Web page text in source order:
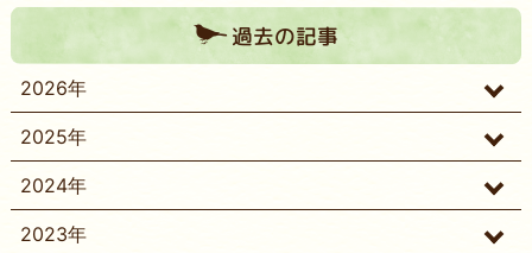
過去の記事
2026年
2025年
2024年
2023年